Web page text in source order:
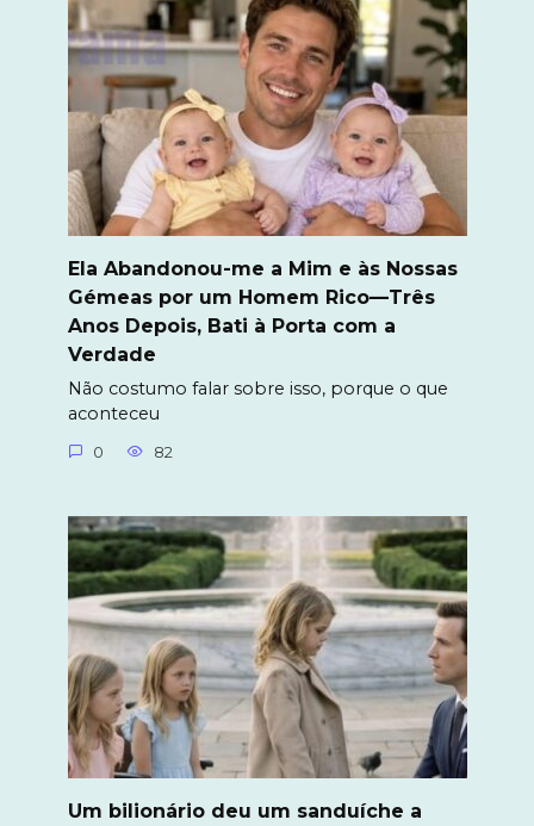
Ela Abandonou-me a Mim e às Nossas
Gémeas por um Homem Rico—Três
Anos Depois, Bati à Porta com a
Verdade
Não costumo falar sobre isso, porque o que
aconteceu
0 82
Um bilionário deu um sanduíche a